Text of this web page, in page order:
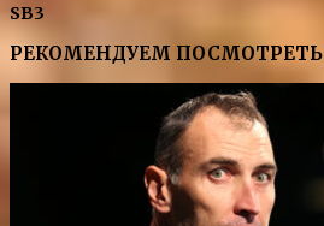
SB3
РЕКОМЕНДУЕМ ПОСМОТРЕТЬ